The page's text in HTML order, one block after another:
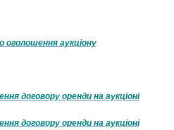
оголошення аукціону
договору оренди на аукціоні
договору оренди на аукціоні